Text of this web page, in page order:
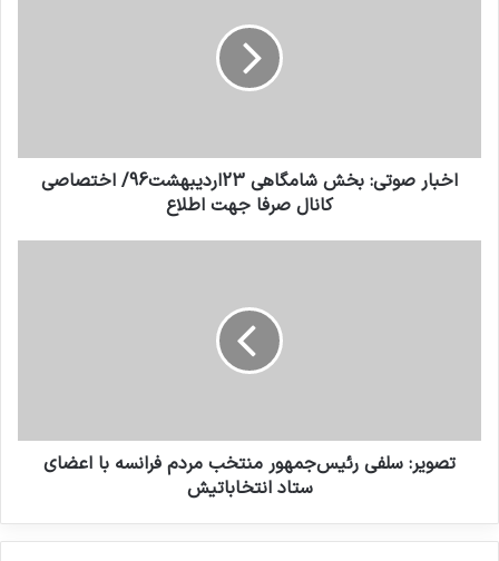
اخبار صوتي: بخش شامگاهی 23اردیبهشت96/ اختصاصي
کانال صرفا جهت اطلاع
تصویر: سلفی رئیس‌جمهور منتخب مردم فرانسه با اعضای
ستاد انتخاباتیش